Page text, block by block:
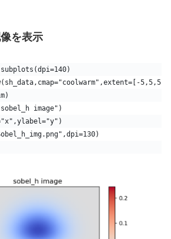
を表示
image")